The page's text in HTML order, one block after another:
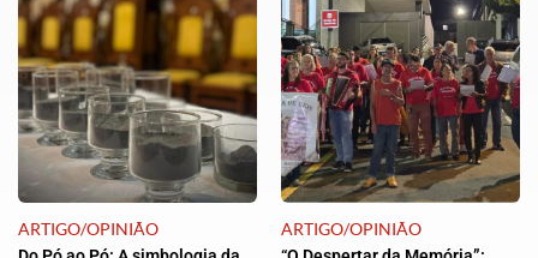
ARTIGO/OPINIÃO ARTIGO/OPINIÃO